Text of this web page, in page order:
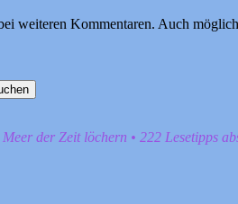
weiteren Kommentaren. Auch
der Zeit löchern • 222 Lesetipps